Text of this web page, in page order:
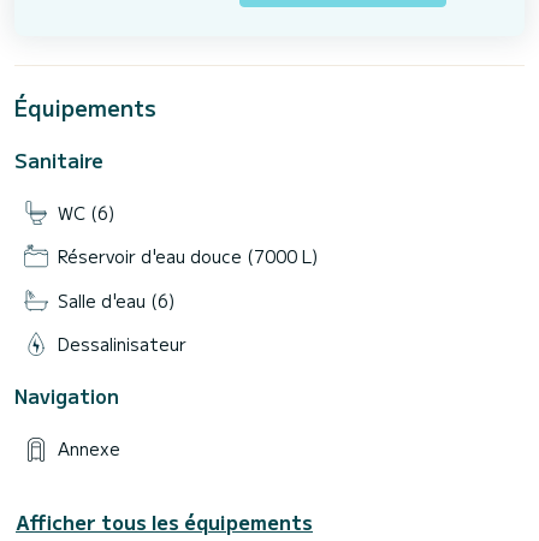
Équipements
Sanitaire
WC (6)
Réservoir d'eau douce (7000 L)
Salle d'eau (6)
Dessalinisateur
Navigation
Annexe
Afficher tous les équipements